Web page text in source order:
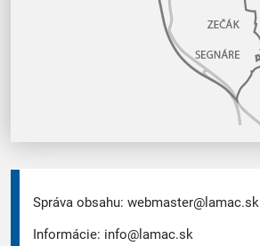
Správa obsahu: webmaster@lamac.sk
Informácie: info@lamac.sk